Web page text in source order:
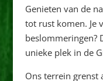
Genieten van de
tot rust komen. Je
beslommeringen?
unieke plek in de
Ons terrein grenst